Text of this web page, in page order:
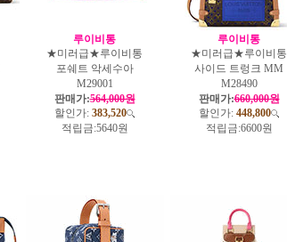
루이비통
★미러급★루이비통
포쉐트 악세수아
M29001
판매가:564,000원
할인가: 383,520
적립금:5640원
루이비통
★미러급★루이비통
사이드 트렁크 MM
M28490
판매가:660,000원
할인가: 448,800
적립금:6600원